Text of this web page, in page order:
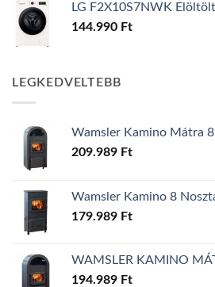
LG F2X10S7NWK
144.990 Ft
LEGKEDVELTEBB
Wamsler Kamino Mátra
209.989 Ft
Wamsler Kamino 8
179.989 Ft
WAMSLER KAMINO
194.989 Ft